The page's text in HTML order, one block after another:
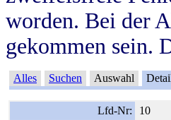
worden. Bei der
gekommen sein.
Alles Suchen Auswahl
Lfd-Nr:
10